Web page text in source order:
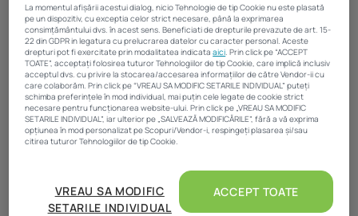
Florin Dănescu are o experiență de peste 20 de ani în industria de
către comunitatea bancară în poziția de Președinte Executiv al
ARB, organizație care concentrează întreaga piață bancară din
România formată din 36 de instituții de credit active ca persoane
La momentul afișării acestui dialog, nicio Tehnologie de tip Cookie nu este plasată
pe un dispozitiv, cu exceptia celor strict necesare, până la exprimarea
consimțământului dvs. în acest sens. Beneficiati de drepturile prevazute de art. 15-
22 din GDPR in legatura cu prelucrarea datelor cu caracter personal. Aceste
drepturi pot fi exercitate prin modalitatea indicataaici. Prin click pe “ACCEPT
TOATE”, acceptați folosirea tuturor Tehnologiilor de tip Cookie, care implică inclusiv
acceptul dvs. cu privire la stocarea/accesarea informațiilor de către Vendor-ii cu
care colaborăm. Prin click pe “VREAU SA MODIFIC SETARILE INDIVIDUAL” puteți
schimba preferințele în mod individual, mai puțin cele legate de cookie strict
necesare pentru funcționarea website-ului. Prin click pe „VREAU SA MODIFIC
SETARILE INDIVIDUAL”, iar ulterior pe „SALVEAZĂ MODIFICĂRILE”, fără a vă exprima
opțiunea în mod personalizat pe Scopuri/Vendor-i, respingeți plasarea și/sau
citirea tuturor Tehnologiilor de tip Cookie.
Atât noi, cât și partenerii noștri prelucrăm datele pentru
a oferi:
Măsurarea performanței reclamelor. Stocarea și/sau accesarea informațiilor de pe
VREAU SA MODIFIC
SETARILE INDIVIDUAL
ACCEPT TOATE